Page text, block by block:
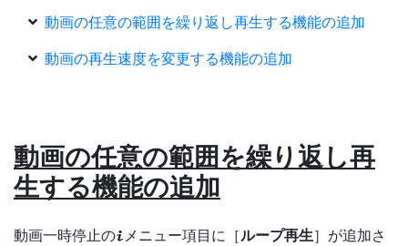
動画の任意の範囲を繰り返し再生する機能の追加
動画の再生速度を変更する機能の追加
動画の任意の範囲を繰り返し再
生する機能の追加
動画一時停止のi メニュー項目に［ループ再生］が追加さ